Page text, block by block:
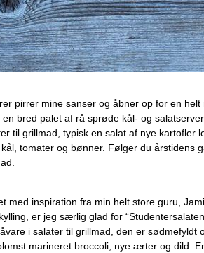
pirrer mine sanser og åbner op for en
bred palet af rå sprøde kål- og
til grillmad, typisk en salat af nye
tomater og bønner. Følger du årstidens
inspiration fra min helt store guru,
er jeg særlig glad for
i salater til grillmad, den er
marineret broccoli, nye ærter og dild.